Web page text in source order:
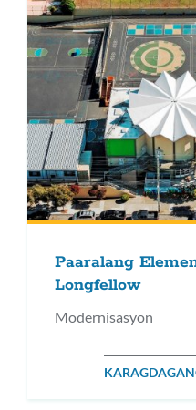
Paaralang
Longfellow
Modernisasyon